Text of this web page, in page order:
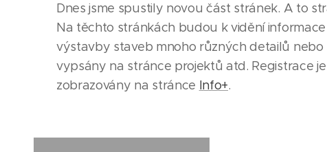
Dnes jsme spustily novou část stránek. A to
Na těchto stránkách budou k vidění informace
výstavby staveb mnoho různých detailů nebo
vypsány na stránce projektů atd. Registrace
zobrazovány na stránce Info+.